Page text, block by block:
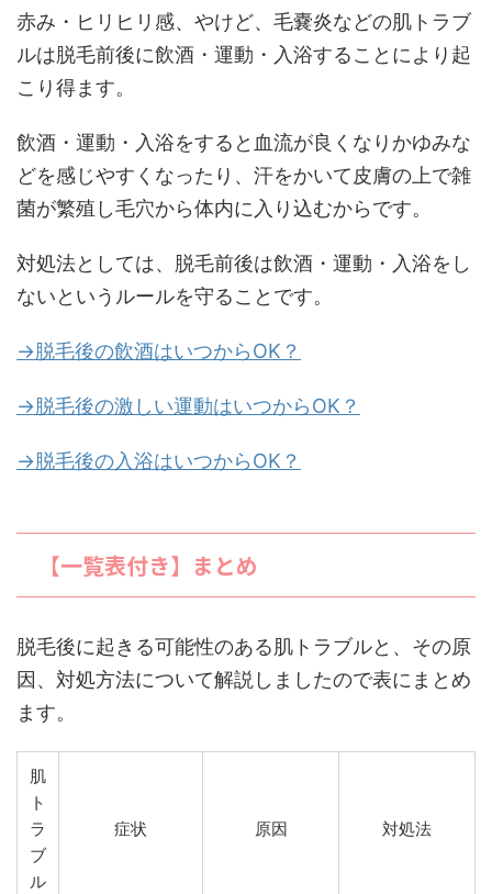
赤み・ヒリヒリ感、やけど、毛嚢炎などの肌トラブ
ルは脱毛前後に飲酒・運動・入浴することにより起
こり得ます。
飲酒・運動・入浴をすると血流が良くなりかゆみな
どを感じやすくなったり、汗をかいて皮膚の上で雑
菌が繁殖し毛穴から体内に入り込むからです。
対処法としては、脱毛前後は飲酒・運動・入浴をし
ないというルールを守ることです。
→脱毛後の飲酒はいつからOK？
→脱毛後の激しい運動はいつからOK？
→脱毛後の入浴はいつからOK？
【一覧表付き】まとめ
脱毛後に起きる可能性のある肌トラブルと、その原
因、対処方法について解説しましたので表にまとめ
ます。
肌
ト
ラ
ブ
ル
症状 原因 対処法